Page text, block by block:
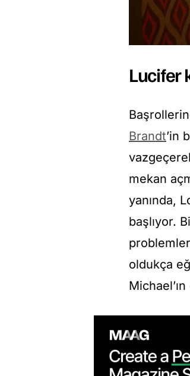
Lucifer
Brandt’in
mekan
yanında,
başlıyor.
oldukça